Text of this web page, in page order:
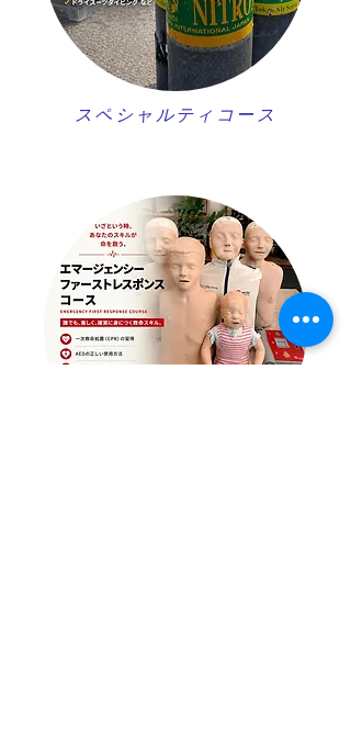
スペシャルティコース